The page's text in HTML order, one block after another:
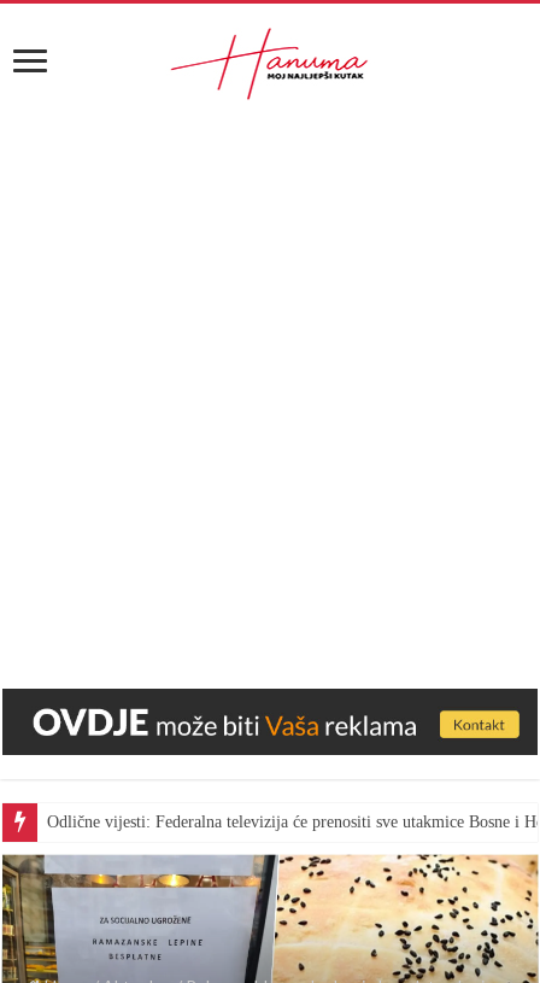
Odlične vijesti: Federalna televizija će prenositi sve utakmice Bosne i